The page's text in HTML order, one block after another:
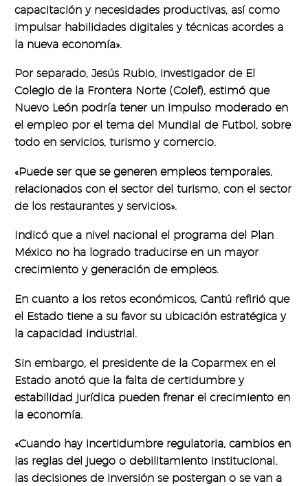
capacitación y necesidades productivas, así como
impulsar habilidades digitales y técnicas acordes a
la nueva economía».
Por separado, Jesús Rubio, investigador de El
Colegio de la Frontera Norte (Colef), estimó que
Nuevo León podría tener un impulso moderado en
el empleo por el tema del Mundial de Futbol, sobre
todo en servicios, turismo y comercio.
«Puede ser que se generen empleos temporales,
relacionados con el sector del turismo, con el sector
de los restaurantes y servicios».
Indicó que a nivel nacional el programa del Plan
México no ha logrado traducirse en un mayor
crecimiento y generación de empleos.
En cuanto a los retos económicos, Cantú refirió que
el Estado tiene a su favor su ubicación estratégica y
la capacidad industrial.
Sin embargo, el presidente de la Coparmex en el
Estado anotó que la falta de certidumbre y
estabilidad jurídica pueden frenar el crecimiento en
la economía.
«Cuando hay incertidumbre regulatoria, cambios en
las reglas del juego o debilitamiento institucional,
las decisiones de inversión se postergan o se van a